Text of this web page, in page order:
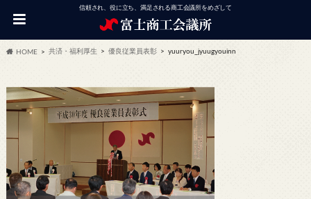
信頼され、役に立ち、満足される商工会議所をめざして
HOME 共済・福利厚生 優良従業員表彰 yuuryou_jyuugyouinn